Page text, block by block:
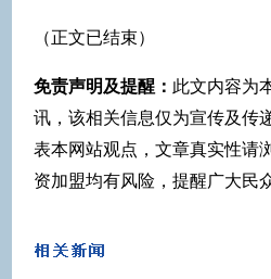
（正文已结束）
免责声明及提醒： 此文内容为
讯，该相关信息仅为宣传及传
表本网站观点，文章真实性请
资加盟均有风险，提醒广大民